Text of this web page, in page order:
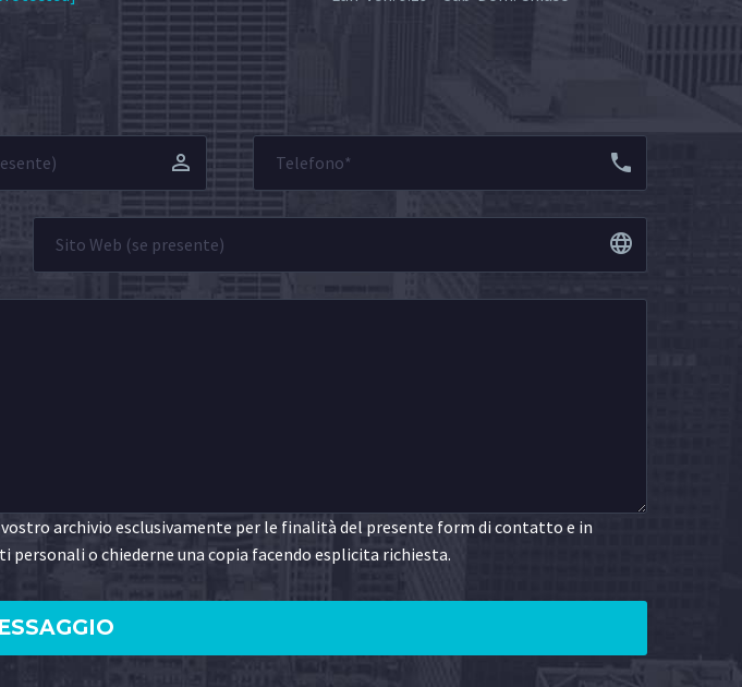
archivio esclusivamente per le finalità del presente form di contatto e in
o chiederne una copia facendo esplicita richiesta.